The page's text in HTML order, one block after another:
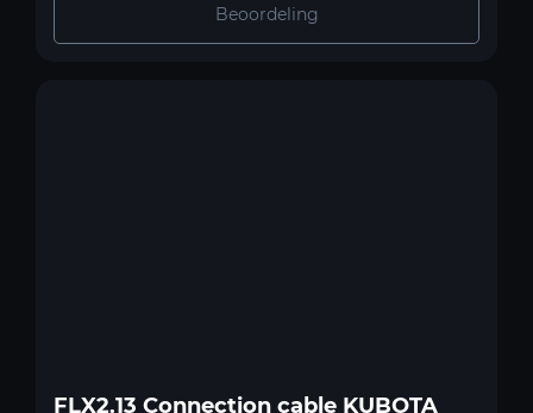
Beoordeling
FLX2.13 Connection cable KUBOTA